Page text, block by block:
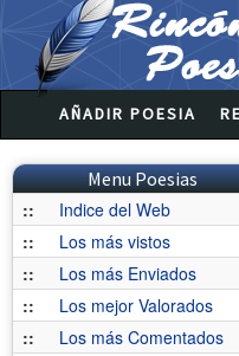
AÑADIR POESIA
Menu Poesias
::
Indice del Web
::
Los más vistos
::
Los más Enviados
::
Los mejor Valorados
::
Los más Comentados